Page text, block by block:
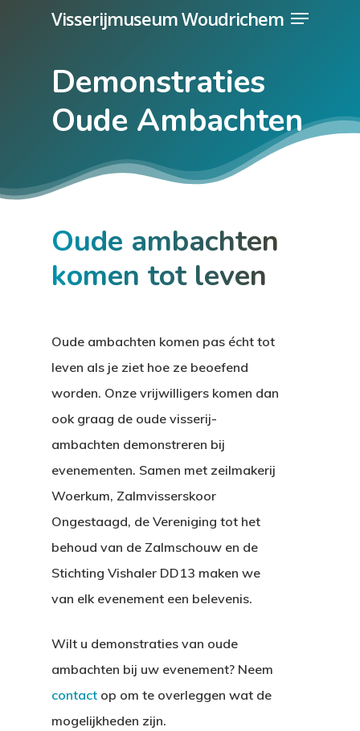
Visserijmuseum Woudrichem Menu
Demonstraties
Oude Ambachten
Oude ambachten
komen tot leven
Oude ambachten komen pas écht tot
leven als je ziet hoe ze beoefend
worden. Onze vrijwilligers komen dan
ook graag de oude visserij-
ambachten demonstreren bij
evenementen. Samen met zeilmakerij
Woerkum, Zalmvisserskoor
Ongestaagd, de Vereniging tot het
behoud van de Zalmschouw en de
Stichting Vishaler DD13 maken we
van elk evenement een belevenis.
Wilt u demonstraties van oude
ambachten bij uw evenement? Neem
contact op om te overleggen wat de
mogelijkheden zijn.